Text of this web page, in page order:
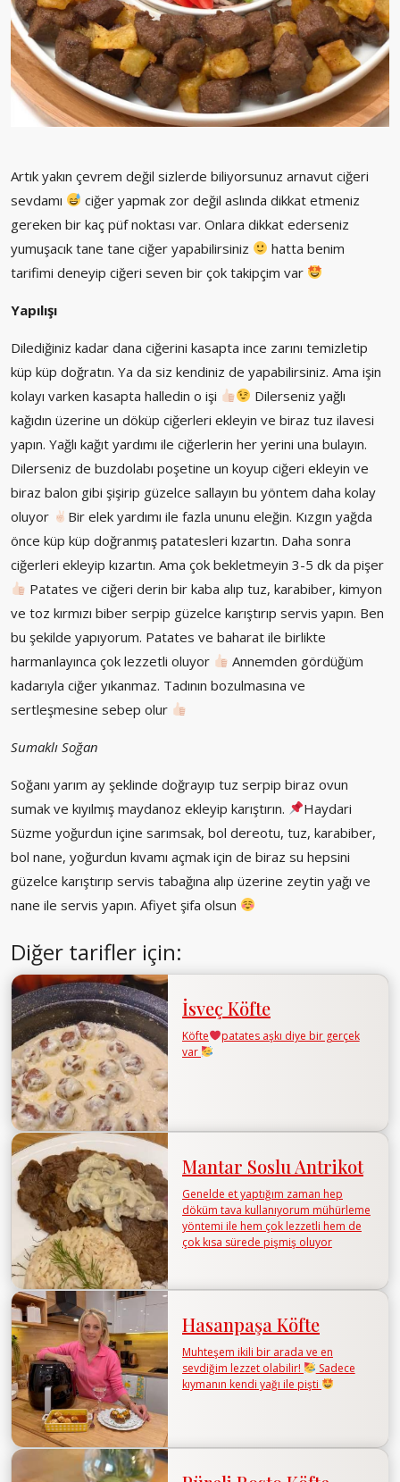
Artık yakın çevrem değil sizlerde biliyorsunuz arnavut ciğeri
sevdamı
ciğer yapmak zor değil aslında dikkat etmeniz
gereken bir kaç püf noktası var. Onlara dikkat ederseniz
yumuşacık tane tane ciğer yapabilirsiniz
hatta benim
tarifimi deneyip ciğeri seven bir çok takipçim var
Yapılışı
Dilediğiniz kadar dana ciğerini kasapta ince zarını temizletip
küp küp doğratın. Ya da siz kendiniz de yapabilirsiniz. Ama işin
kolayı varken kasapta halledin o işi
Dilerseniz yağlı
kağıdın üzerine un döküp ciğerleri ekleyin ve biraz tuz ilavesi
yapın. Yağlı kağıt yardımı ile ciğerlerin her yerini una bulayın.
Dilerseniz de buzdolabı poşetine un koyup ciğeri ekleyin ve
biraz balon gibi şişirip güzelce sallayın bu yöntem daha kolay
oluyor
Bir elek yardımı ile fazla ununu eleğin. Kızgın yağda
önce küp küp doğranmış patatesleri kızartın. Daha sonra
ciğerleri ekleyip kızartın. Ama çok bekletmeyin 3-5 dk da pişer
Patates ve ciğeri derin bir kaba alıp tuz, karabiber, kimyon
ve toz kırmızı biber serpip güzelce karıştırıp servis yapın. Ben
bu şekilde yapıyorum. Patates ve baharat ile birlikte
harmanlayınca çok lezzetli oluyor
Annemden gördüğüm
kadarıyla ciğer yıkanmaz. Tadının bozulmasına ve
sertleşmesine sebep olur
Sumaklı Soğan
Soğanı yarım ay şeklinde doğrayıp tuz serpip biraz ovun
sumak ve kıyılmış maydanoz ekleyip karıştırın.
Haydari
Süzme yoğurdun içine sarımsak, bol dereotu, tuz, karabiber,
bol nane, yoğurdun kıvamı açmak için de biraz su hepsini
güzelce karıştırıp servis tabağına alıp üzerine zeytin yağı ve
nane ile servis yapın. Afiyet şifa olsun
Diğer tarifler için:
İsveç Köfte
Köfte
patates aşkı diye bir gerçek
var
Mantar Soslu Antrikot
Genelde et yaptığım zaman hep
döküm tava kullanıyorum mühürleme
yöntemi ile hem çok lezzetli hem de
çok kısa sürede pişmiş oluyor
Hasanpaşa Köfte
Muhteşem ikili bir arada ve en
sevdiğim lezzet olabilir!
Sadece
kıymanın kendi yağı ile pişti